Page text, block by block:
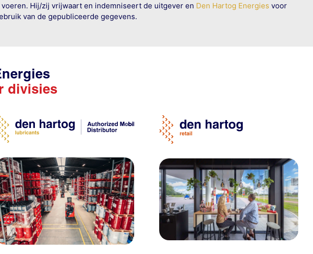
Hij/zij vrijwaart en indemniseert de uitgever en Den Hartog Energies voor
van de gepubliceerde gegevens.
divisies